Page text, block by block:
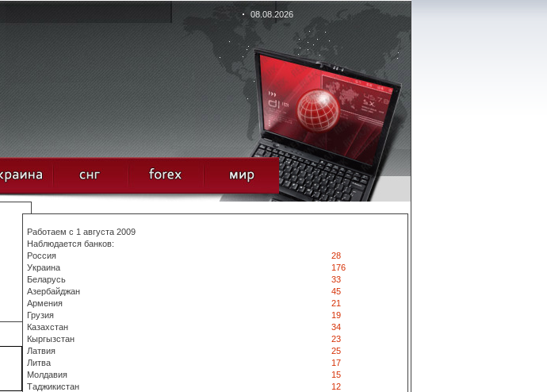
08.08.2026
Работаем с 1 августа 2009
Наблюдается банков:
Россия
28
Украина
176
Беларусь
33
Азербайджан
45
Армения
21
Грузия
19
Казахстан
34
Кыргызстан
23
Латвия
25
Литва
17
Молдавия
15
Таджикистан
12